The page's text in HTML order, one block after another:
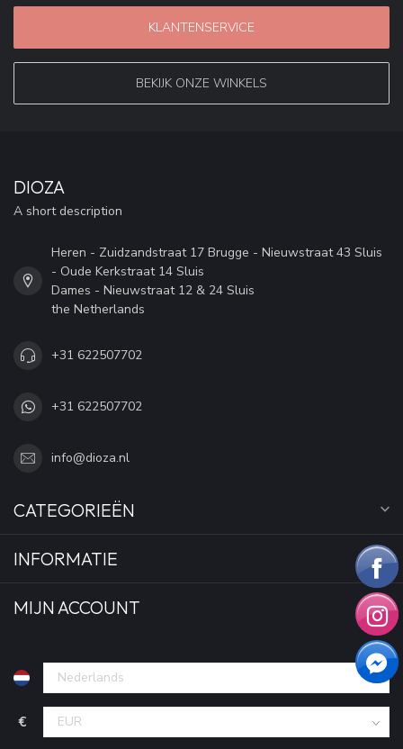
KLANTENSERVICE
BEKIJK ONZE WINKELS
DIOZA
A short description
Heren - Zuidzandstraat 17 Brugge - Nieuwstraat 43 Sluis
- Oude Kerkstraat 14 Sluis
Dames - Nieuwstraat 12 & 24 Sluis
the Netherlands
+31 622507702
+31 622507702
info@dioza.nl
CATEGORIEËN
INFORMATIE
MIJN ACCOUNT
€